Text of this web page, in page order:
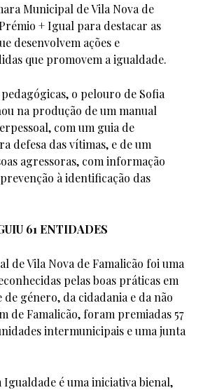
Municipal de Vila Nova de
+ Igual para destacar as
desenvolvem ações e
que promovem a igualdade.
o pelouro de Sofia
na produção de um manual
com um guia de
defesa das vítimas, e de um
agressoras, com informação
à identificação das
61 ENTIDADES
de Vila Nova de Famalicão foi uma
pelas boas práticas em
género, da cidadania e da não
de Famalicão, foram premiadas 57
intermunicipais e uma junta
Igualdade é uma iniciativa bienal,